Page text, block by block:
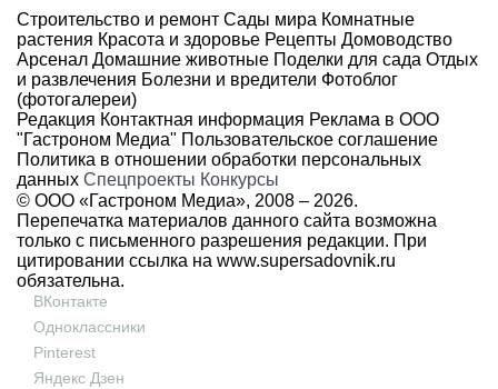
Строительство и ремонт Сады мира Комнатные
растения Красота и здоровье Рецепты Домоводство
Арсенал Домашние животные Поделки для сада Отдых
и развлечения Болезни и вредители Фотоблог
(фотогалереи)
Редакция Контактная информация Реклама в ООО
"Гастроном Медиа" Пользовательское соглашение
Политика в отношении обработки персональных
данных Спецпроекты Конкурсы
© ООО «Гастроном Медиа», 2008 – 2026.
Перепечатка материалов данного сайта возможна
только с письменного разрешения редакции. При
цитировании ссылка на www.supersadovnik.ru
обязательна.
ВКонтакте
Одноклассники
Pinterest
Яндекс Дзен